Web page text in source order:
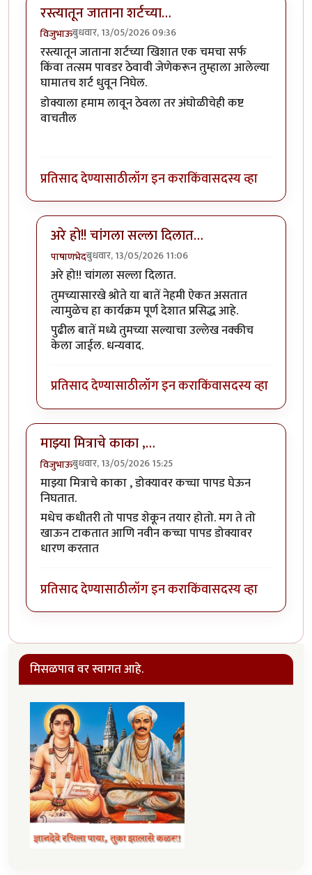
रस्त्यातून जाताना शर्टच्या…
विजुभाऊबुधवार, 13/05/2026 09:36
रस्त्यातून जाताना शर्टच्या खिशात एक चमचा सर्फ
किंवा तत्सम पावडर ठेवावी जेणेकरून तुम्हाला आलेल्या
घामातच शर्ट धुवून निघेल.
डोक्याला हमाम लावून ठेवला तर अंघोळीचेही कष्ट
वाचतील
प्रतिसाद देण्यासाठीलॉग इन कराकिंवासदस्य व्हा
अरे हो!! चांगला सल्ला दिलात…
पाषाणभेदबुधवार, 13/05/2026 11:06
In reply toरस्त्यातून जाताना शर्टच्या…
अरे हो!! चांगला सल्ला दिलात.
तुमच्यासारखे श्रोते या बातें नेहमी ऐकत असतात
त्यामुळेच हा कार्यक्रम पूर्ण देशात प्रसिद्ध आहे.
पुढील बातें मध्ये तुमच्या सल्याचा उल्लेख नक्कीच
केला जाईल. धन्यवाद.
प्रतिसाद देण्यासाठीलॉग इन कराकिंवासदस्य व्हा
माझ्या मित्राचे काका ,…
विजुभाऊबुधवार, 13/05/2026 15:25
माझ्या मित्राचे काका , डोक्यावर कच्चा पापड घेऊन
निघतात.
मधेच कधीतरी तो पापड शेकून तयार होतो. मग ते तो
खाऊन टाकतात आणि नवीन कच्चा पापड डोक्यावर
धारण करतात
प्रतिसाद देण्यासाठीलॉग इन कराकिंवासदस्य व्हा
मिसळपाव वर स्वागत आहे.